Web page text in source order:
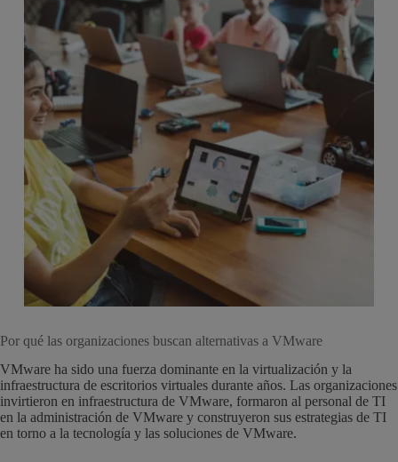
Por qué las organizaciones buscan alternativas a VMware
VMware ha sido una fuerza dominante en la virtualización y la
infraestructura de escritorios virtuales durante años. Las organizaciones
invirtieron en infraestructura de VMware, formaron al personal de TI
en la administración de VMware y construyeron sus estrategias de TI
en torno a la tecnología y las soluciones de VMware.